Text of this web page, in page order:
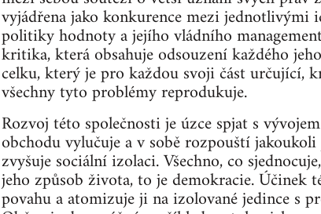
vyjádřena jako konkurence mezi jednotlivými
politiky hodnoty a jejího vládního
kritika, která obsahuje odsouzení každého
celku, který je pro každou svoji část určující,
všechny tyto problémy reprodukuje.
Rozvoj této společnosti je úzce spjat s
obchodu vylučuje a v sobě rozpouští
zvyšuje sociální izolaci. Všechno, co
jeho způsob života, to je demokracie.
povahu a atomizuje ji na izolované jedince s